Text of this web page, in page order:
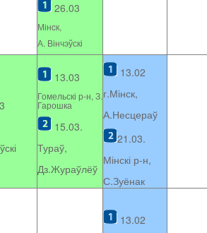
26.03
Мінcк,
А. Вінчэўскі
13.03
Гомельскі р-н, З.
Гарошка
15.03.
Тураў,
Дз.Жураўлёў
13.02
г.Мінск,
А.Несцераў
21.03.
Мінскі р-н,
С.Зуёнак
13.02